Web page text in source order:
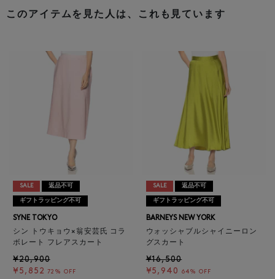
このアイテムを見た人は、これも見ています
SALE 返品不可
ギフトラッピング不可
SYNE TOKYO
シン トウキョウ×翁安芸氏 コラ
ボレート フレアスカート
¥20,900
¥5,852 72% OFF
SALE 返品不可
ギフトラッピング不可
BARNEYS NEW YORK
ウォッシャブルシャイニーロン
グスカート
¥16,500
¥5,940
64% OFF